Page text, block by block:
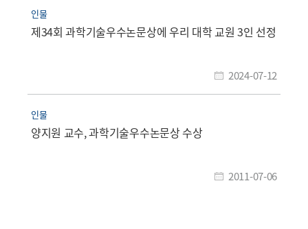
인물
제34회 과학기술우수논문상에 우리 대학 교원 3인 선정
2024-07-12
인물
양지원 교수, 과학기술우수논문상 수상
2011-07-06